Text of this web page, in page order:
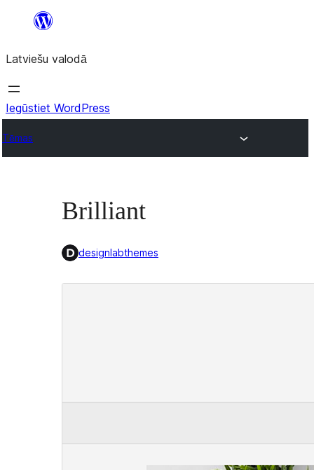
Pāriet
saturu
Latviešu valodā
Iegūstiet WordPress
Tēmas
Brilliant
designlabthemes